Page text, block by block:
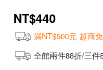
NT$440
滿NT$500元 超商
全館兩件88折/三件